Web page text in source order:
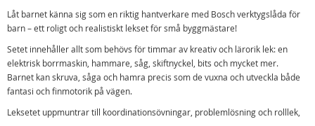
Låt barnet känna sig som en riktig hantverkare med Bosch verktygslåda för
barn – ett roligt och realistiskt lekset för små byggmästare!
Setet innehåller allt som behövs för timmar av kreativ och lärorik lek: en
elektrisk borrmaskin, hammare, såg, skiftnyckel, bits och mycket mer.
Barnet kan skruva, såga och hamra precis som de vuxna och utveckla både
fantasi och finmotorik på vägen.
Leksetet uppmuntrar till koordinationsövningar, problemlösning och rolllek,